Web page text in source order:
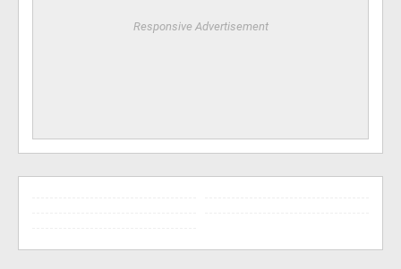
Responsive Advertisement